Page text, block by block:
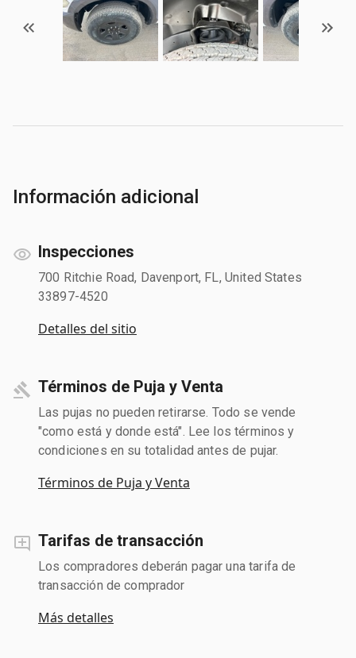
Información adicional
Inspecciones
700 Ritchie Road, Davenport, FL, United States
33897-4520
Detalles del sitio
Términos de Puja y Venta
Las pujas no pueden retirarse. Todo se vende
"como está y donde está". Lee los términos y
condiciones en su totalidad antes de pujar.
Términos de Puja y Venta
Tarifas de transacción
Los compradores deberán pagar una tarifa de
transacción de comprador
Más detalles